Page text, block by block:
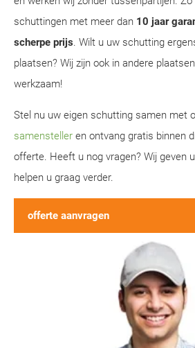
schuttingen met meer dan 10 jaar
scherpe prijs. Wilt u uw schutting
plaatsen? Wij zijn ook in andere
werkzaam!
Stel nu uw eigen schutting samen met
samensteller en ontvang gratis binnen
offerte. Heeft u nog vragen? Wij geven
helpen u graag verder.
offerte aanvragen